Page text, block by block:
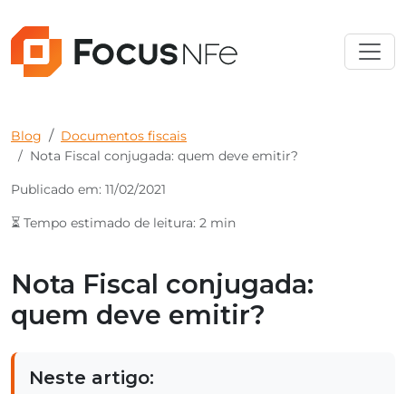
Blog
Documentos fiscais
Nota Fiscal conjugada: quem deve emitir?
Publicado em: 11/02/2021
⏳ Tempo estimado de leitura: 2 min
Nota Fiscal conjugada:
quem deve emitir?
Neste artigo: